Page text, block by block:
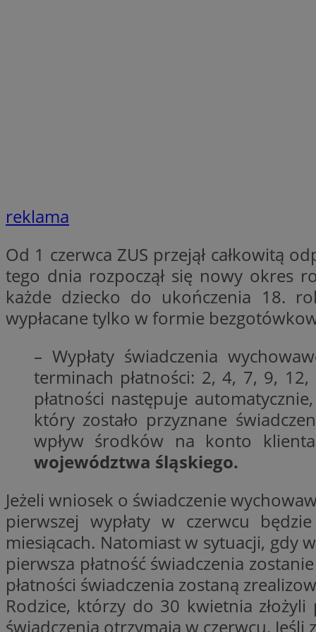
reklama
Od 1 czerwca ZUS przejął całkowitą
tego dnia rozpoczął się nowy okres
każde dziecko do ukończenia 18.
wypłacane tylko w formie
– Wypłaty świadczenia
terminach płatności: 2, 4, 7, 9,
płatności następuje
który zostało przyznane
wpływ środków na konto
województwa śląskiego.
Jeżeli wniosek o świadczenie
pierwszej wypłaty w czerwcu
miesiącach. Natomiast w sytuacji, gdy
pierwsza płatność świadczenia
płatności świadczenia zostaną
Rodzice, którzy do 30 kwietnia
świadczenia otrzymają w czerwcu. Jeśli
euds
__cf_bm
li_gc
Nazwa
_ga_VBEXFQ7ESL
_ga
Nazwa
tuuid_lu
tuuid_lu
Nazwa
ADK_EX_11
__mguid_